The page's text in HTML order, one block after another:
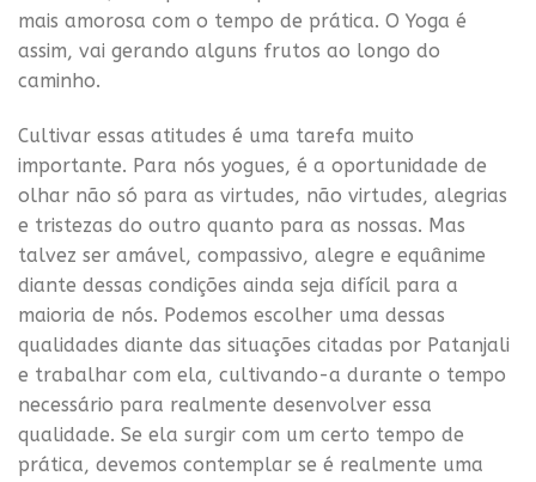
mais amorosa com o tempo de prática. O Yoga é
assim, vai gerando alguns frutos ao longo do
caminho.
Cultivar essas atitudes é uma tarefa muito
importante. Para nós yogues, é a oportunidade de
olhar não só para as virtudes, não virtudes, alegrias
e tristezas do outro quanto para as nossas. Mas
talvez ser amável, compassivo, alegre e equânime
diante dessas condições ainda seja difícil para a
maioria de nós. Podemos escolher uma dessas
qualidades diante das situações citadas por Patanjali
e trabalhar com ela, cultivando-a durante o tempo
necessário para realmente desenvolver essa
qualidade. Se ela surgir com um certo tempo de
prática, devemos contemplar se é realmente uma